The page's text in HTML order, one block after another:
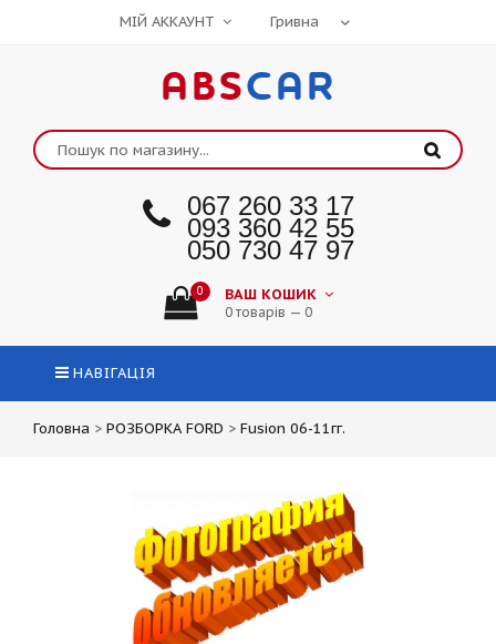
МІЙ АККАУНТ
ABSCAR
067 260 33 17
093 360 42 55
050 730 47 97
0 ВАШ КОШИК
0 товарів — 0
НАВІГАЦІЯ
Головна > РОЗБОРКА FORD > Fusion 06-11гг.